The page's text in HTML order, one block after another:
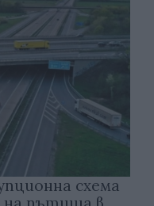
схема